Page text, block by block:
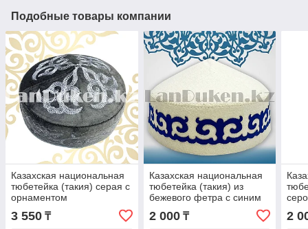
Подобные товары компании
Казахская национальная
тюбетейка (такия) серая с
орнаментом
3 550 ₸
Казахская национальная
тюбетейка (такия) из
бежевого фетра с синим
2 000₸ 2